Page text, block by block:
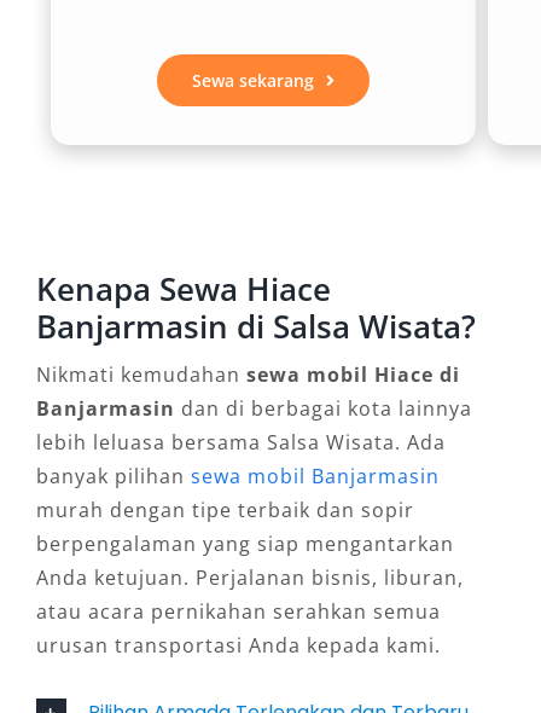
Tipe Premio Luxury menawarkan ruang kaki
yang lega, sistem AC double blower, dan kursi
eksklusif yang mendukung kenyamanan
Loksado, Martapura, hingga ke luar kota
seperti Balikpapan atau Palangkaraya.
3. Pilihan Layanan Fleksibel
Salsa Wisata menyediakan berbagai opsi
layanan seperti sewa Hiace Banjarmasin harian
24 jam, sewa mobil Hiace bulanan, hingga
sistem lepas kunci bagi yang berpengalaman
mengemudi. Bagi yang ingin kenyamanan lebih,
tersedia pula layanan dengan sopir profesional
yang mengenal rute lokal dengan baik.
Sewa sekarang
Kenapa Sewa Hiace
Banjarmasin di Salsa Wisata?
Nikmati kemudahan sewa mobil Hiace di
Banjarmasin dan di berbagai kota lainnya
lebih leluasa bersama Salsa Wisata. Ada
banyak pilihan sewa mobil Banjarmasin
murah dengan tipe terbaik dan sopir
berpengalaman yang siap mengantarkan
Anda ketujuan. Perjalanan bisnis, liburan,
atau acara pernikahan serahkan semua
urusan transportasi Anda kepada kami.